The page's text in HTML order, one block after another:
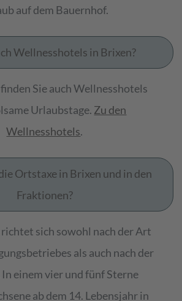
auf dem Bauernhof.
Wellnesshotels in Brixen?
Sie auch Wellnesshotels
Urlaubstage. Zu den
Wellnesshotels.
Ortstaxe in Brixen und in den
Fraktionen?
sich sowohl nach der Art
als auch nach der
einem vier und fünf Sterne
ab dem 14. Lebensjahr in